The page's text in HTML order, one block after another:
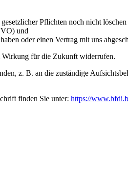
Pflichten noch nicht
und
oder einen Vertrag mit uns
Wirkung für die Zukunft widerrufen.
z. B. an die zuständige
finden Sie unter: https://